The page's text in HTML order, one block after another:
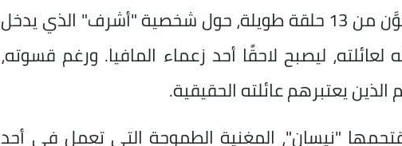
تدور أحداث الموسم الأول، المكوَّن من 13 حلقة طويلة، حول شخصية "أشرف" الذي يدخل
ليصبح لاحقًا أحد زعماء المافيا. ورغم قسوته،
يعتبرهم عائلته الحقيقية.
"نيسان"، المغنية الطموحة التي تعمل في أحد